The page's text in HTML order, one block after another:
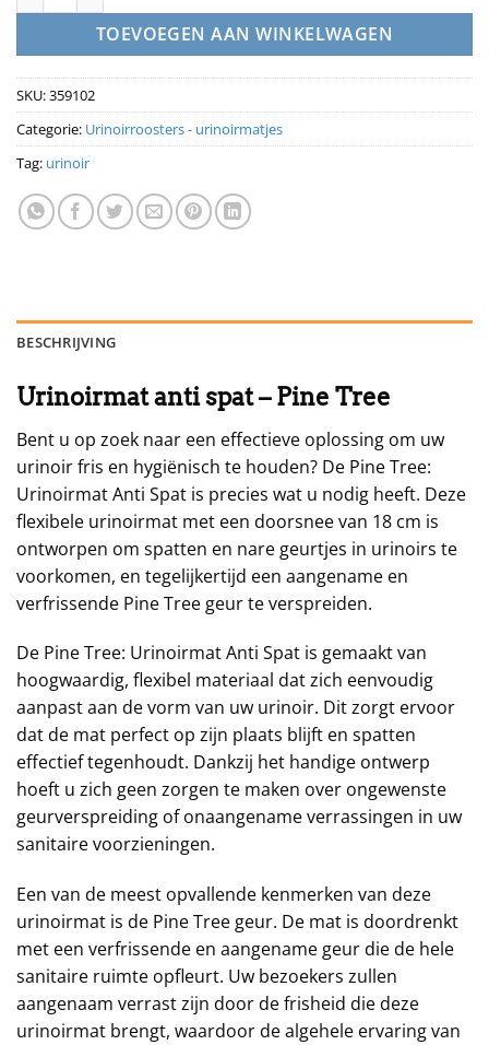
TOEVOEGEN AAN WINKELWAGEN
SKU:359102
Categorie: Urinoirroosters - urinoirmatjes
Tag: urinoir
BESCHRIJVING
Urinoirmat anti spat – Pine Tree
Bent u op zoek naar een effectieve oplossing om uw
urinoir fris en hygiënisch te houden? De Pine Tree:
Urinoirmat Anti Spat is precies wat u nodig heeft. Deze
flexibele urinoirmat met een doorsnee van 18 cm is
ontworpen om spatten en nare geurtjes in urinoirs te
voorkomen, en tegelijkertijd een aangename en
verfrissende Pine Tree geur te verspreiden.
De Pine Tree: Urinoirmat Anti Spat is gemaakt van
hoogwaardig, flexibel materiaal dat zich eenvoudig
aanpast aan de vorm van uw urinoir. Dit zorgt ervoor
dat de mat perfect op zijn plaats blijft en spatten
effectief tegenhoudt. Dankzij het handige ontwerp
hoeft u zich geen zorgen te maken over ongewenste
geurverspreiding of onaangename verrassingen in uw
sanitaire voorzieningen.
Een van de meest opvallende kenmerken van deze
urinoirmat is de Pine Tree geur. De mat is doordrenkt
met een verfrissende en aangename geur die de hele
sanitaire ruimte opfleurt. Uw bezoekers zullen
aangenaam verrast zijn door de frisheid die deze
urinoirmat brengt, waardoor de algehele ervaring van